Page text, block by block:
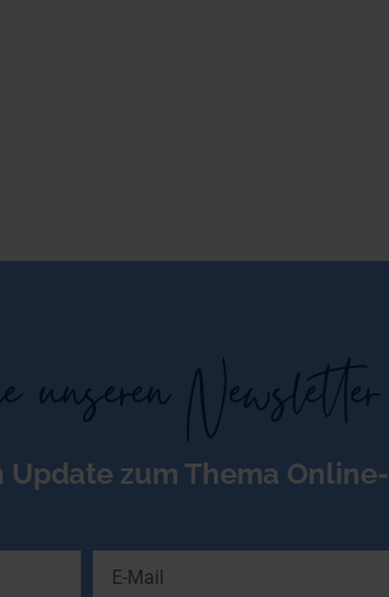
Newsletter
Update zum Thema Online-